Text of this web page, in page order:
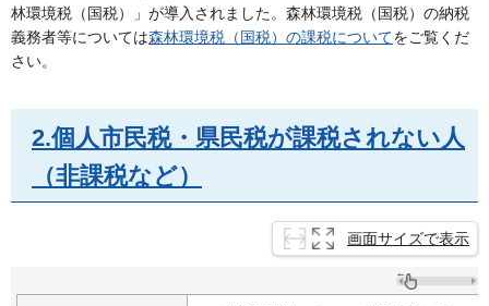
林環境税（国税）」が導入されました。森林環境税（国税）の納税
義務者等については森林環境税（国税）の課税についてをご覧くだ
さい。
2.個人市民税・県民税が課税されない人
（非課税など）
画面サイズで表示